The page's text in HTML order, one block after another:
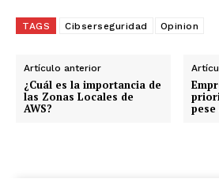
g
n
d
o
TAGS Cibserseguridad Opinion
Artículo anterior
¿Cuál es la importancia de
las Zonas Locales de
AWS?